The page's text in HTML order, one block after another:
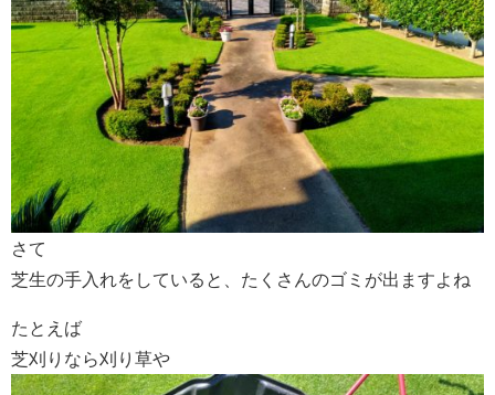
さて
芝生の手入れをしていると、たくさんのゴミが出ますよね
たとえば
芝刈りなら刈り草や